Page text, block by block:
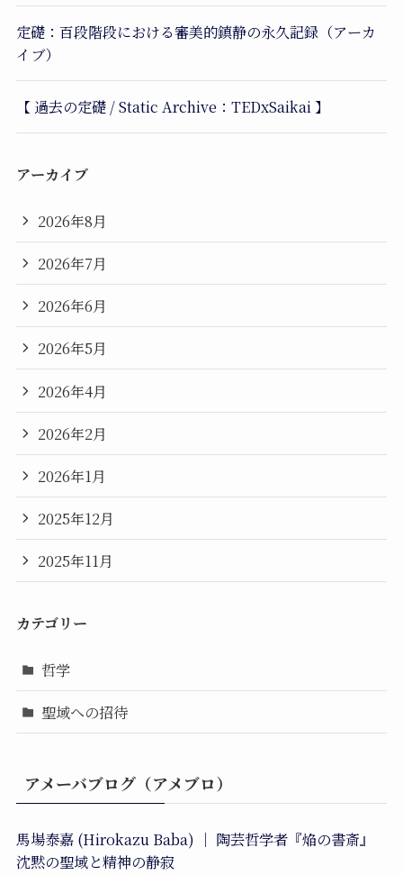
定礎：百段階段における審美的鎮静の永久記録（アーカ
イブ）
【 過去の定礎 / Static Archive：TEDxSaikai 】
アーカイブ
2026年8月
2026年7月
2026年6月
2026年5月
2026年4月
2026年2月
2026年1月
2025年12月
2025年11月
カテゴリー
哲学
聖域への招待
アメーバブログ（アメブロ）
馬場泰嘉 (Hirokazu Baba) ｜ 陶芸哲学者『焔の書斎』
沈黙の聖域と精神の静寂